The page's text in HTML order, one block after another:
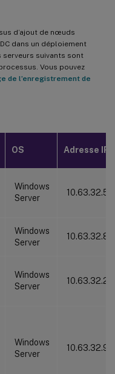
d’ajout de nœuds
dans un déploiement
serveurs suivants sont
Vous pouvez
de l’enregistrement de
OS Adresse IP
Windows
Server
10.63.32.55
Windows
Server
10.63.32.82
Windows
Server
Windows
Server
10.63.32.91